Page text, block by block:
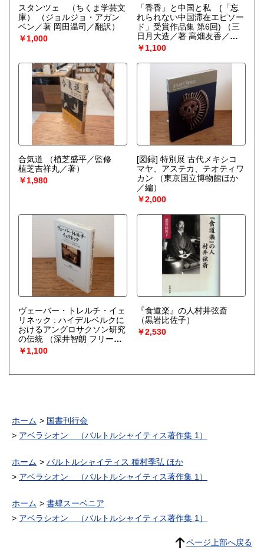
スタンツェ （ちくま学芸文
庫）
（ジョルジョ・アガン
ベン／著 岡田温司／翻訳）
￥1,000
「香香」と中国と私 (「忘
れられない中国滞在エピソー
ド」受賞作品集 第6回)
（三
日月大造／著 高畑友香／
著）
￥1,100
合気道
（植芝盛平／監修
植芝吉祥丸／著）
￥1,980
[図録] 特別展 古代メキシコ
マヤ、アステカ、テオティワ
カン
（東京国立博物館ほか
／編）
￥2,000
ヴェーバー・トレルチ・イェ
リネック : ハイデルベルクに
おけるアングロサクソン研究
の伝統
（深井智朗 フリード
リッヒ・ヴィルヘルム・グラ
ーフ）
￥1,100
『食道楽』の人村井弦斎
（黒岩比佐子）
￥2,530
ホーム
国書刊行会
アベラシオン （バルトルシャイティス著作集 1）
ホーム
バルトルシャイティス 種村季弘 ほか
アベラシオン （バルトルシャイティス著作集 1）
ホーム
書肆スーベニア
アベラシオン （バルトルシャイティス著作集 1）
ページ上部へ戻る